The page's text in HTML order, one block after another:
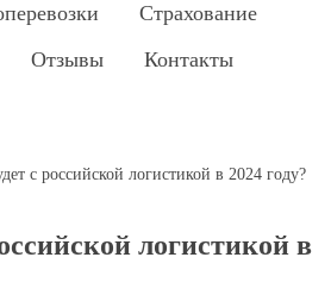
Страхование
Отзывы Контакты
с российской логистикой в 2024 году?
логистикой в